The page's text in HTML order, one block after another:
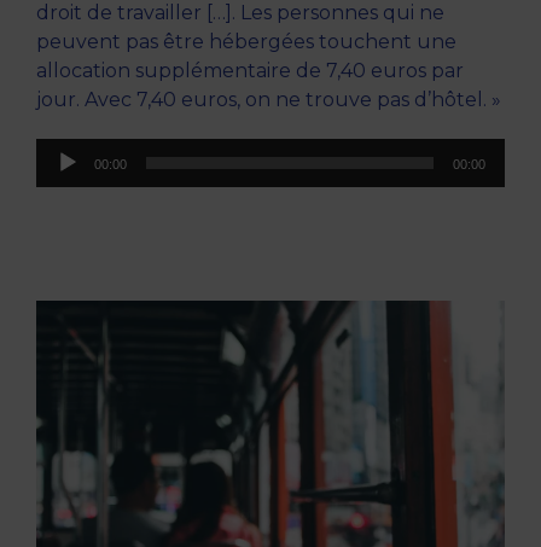
droit de travailler […]. Les personnes qui ne
peuvent pas être hébergées touchent une
allocation supplémentaire de 7,40 euros par
jour. Avec 7,40 euros, on ne trouve pas d’hôtel. »
Lecteur
00:00 00:00